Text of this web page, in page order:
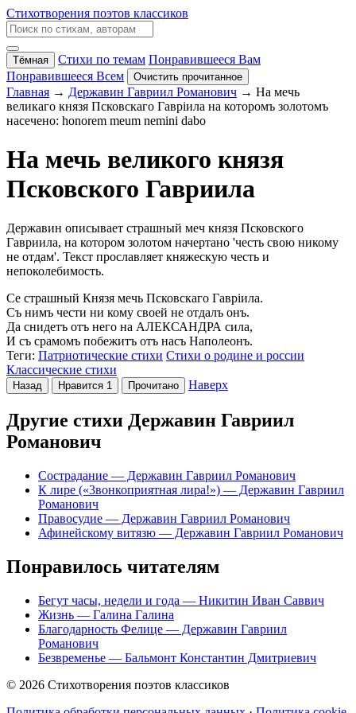
Стихотворения поэтов классиков
Тёмная Стихи по темам Понравившееся Вам
Понравившееся Всем
Очистить прочитанное
Главная → Державин Гавриил Романович → На мечь
великаго князя Псковскаго Гавріила на которомъ золотомъ
насечено: honorem meum nemini dabo
На мечь великого князя
Псковского Гавриила
Державин описывает страшный меч князя Псковского
Гавриила, на котором золотом начертано 'честь свою никому
не отдам'. Текст прославляет княжескую честь и
непоколебимость.
Се страшный Князя мечь Псковскаго Гавріила.
Съ нимъ чести ни кому своей не отдалъ онъ.
Да снидетъ отъ него на АЛЕКСАНДРА сила,
И съ срамомъ побежитъ отъ насъ Наполеонъ.
Теги: Патриотические стихи Стихи о родине и россии
Классические стихи
Назад Нравится 1 Прочитано Наверх
Другие стихи Державин Гавриил
Романович
Сострадание — Державин Гавриил Романович
К лире («3вонкоприятная лира!») — Державин Гавриил
Романович
Правосудие — Державин Гавриил Романович
Афинейскому витязю — Державин Гавриил Романович
Понравилось читателям
Бегут часы, недели и года — Никитин Иван Саввич
Жизнь — Галина Галина
Благодарность Фелице — Державин Гавриил
Романович
Безвременье — Бальмонт Константин Дмитриевич
© 2026 Стихотворения поэтов классиков